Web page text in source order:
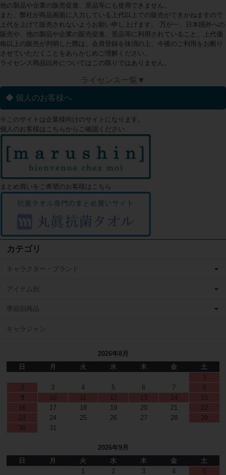
他の製品や企業の販売促進、景品等にも使用できません。
また、弊社が商品画面に入力している上代以上での販売ができかねますので
上代を上げて販売されないようお願い申し上げます。 万が一、日本国外への
販売や、他の製品や企業の販売促進、景品等に利用されていること、上代価
格以上の販売が判明した際は、会員登録を抹消の上、今後のご利用をお断り
させていただくことをあらかじめご理解ください。
ライセンス商品以外についてはこの限りではありません。
ライセンス一覧▼
◆ 個人のお客様へ
※このサイトは企業様向けのサイトになります。
個人のお客様はこちらからご確認ください
まとめ買いをご希望のお客様はこちら
カテゴリ
キャラクター・ブランド
アイテム別
季節別商品
キャラジャン
2026年8月
日
月 火 水 木 金
土
1
2
3 4 5 6 7
8
9
10 11 12 13 14
15
16
17 18 19 20 21
22
23
24 25 26 27 28
29
30
31
2026年9月
日
月 火 水 木 金
土
1
2 3 4 5